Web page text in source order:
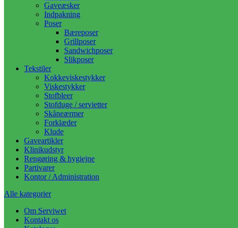
Gaveæsker
Indpakning
Poser
Bæreposer
Grillposer
Sandwichposer
Slikposer
Tekstiler
Kokkeviskestykker
Viskestykker
Stofbleer
Stofduge / servietter
Skåneærmer
Forklæder
Klude
Gaveartikler
Klinikudstyr
Rengøring & hygiejne
Partivarer
Kontor / Administration
Alle kategorier
Om Serviwet
Kontakt os